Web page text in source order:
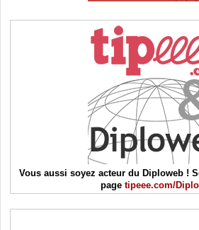
Vous aussi soyez acteur du Diploweb !
page tipeee.com/